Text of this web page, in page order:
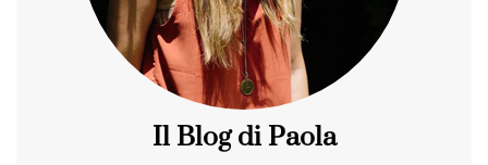
Il Blog di Paola